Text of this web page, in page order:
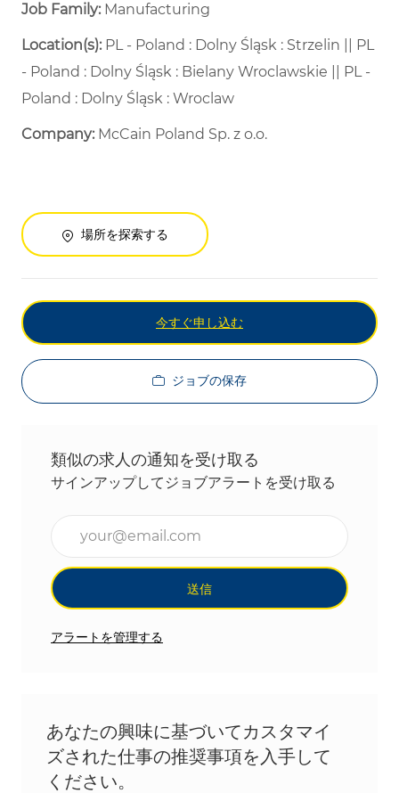
Job Family: Manufacturing
Location(s):PL - Poland : Dolny Śląsk : Strzelin || PL
- Poland : Dolny Śląsk : Bielany Wroclawskie || PL -
Poland : Dolny Śląsk : Wroclaw
Company: McCain Poland Sp. z o.o.
場所を探索する
今すぐ申し込む
ジョブの保存
類似の求人の通知を受け取る
サインアップしてジョブアラートを受け取る
送信
アラートを管理する
あなたの興味に基づいてカスタマイ
ズされた仕事の推奨事項を入手して
ください。